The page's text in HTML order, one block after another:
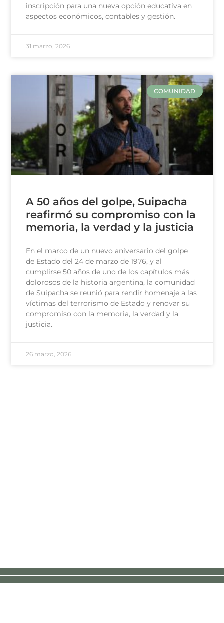
inscripción para una nueva opción educativa en
aspectos económicos, contables y gestión.
31 marzo, 2026
COMUNIDAD
A 50 años del golpe, Suipacha
reafirmó su compromiso con la
memoria, la verdad y la justicia
En el marco de un nuevo aniversario del golpe
de Estado del 24 de marzo de 1976, y al
cumplirse 50 años de uno de los capítulos más
dolorosos de la historia argentina, la comunidad
de Suipacha se reunió para rendir homenaje a las
víctimas del terrorismo de Estado y renovar su
compromiso con la memoria, la verdad y la
justicia.
26 marzo, 2026